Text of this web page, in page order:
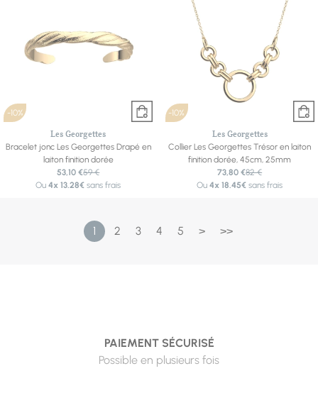
-10%
Les Georgettes
Bracelet jonc Les Georgettes Drapé en
laiton finition dorée
53,10 €59 €
Ou4x 13.28€ sans frais
-10%
Les Georgettes
Collier Les Georgettes Trésor en laiton
finition dorée, 45cm, 25mm
73,80 €82 €
Ou4x 18.45€ sans frais
1 2 3 4 5 > >>
PAIEMENT SÉCURISÉ
Possible en plusieurs fois